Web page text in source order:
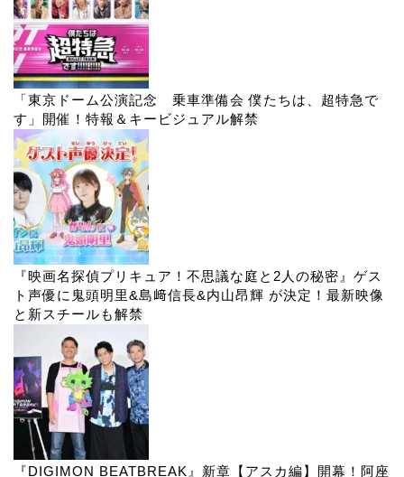
「東京ドーム公演記念 乗車準備会 僕たちは、超特急で
す」開催！特報＆キービジュアル解禁
『映画名探偵プリキュア！不思議な庭と2人の秘密』ゲス
ト声優に鬼頭明里&島﨑信長&内山昂輝 が決定！最新映像
と新スチールも解禁
『DIGIMON BEATBREAK』新章【アスカ編】開幕！阿座